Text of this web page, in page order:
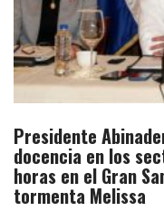
Presidente
docencia en los
horas en el Gran
tormenta Melissa